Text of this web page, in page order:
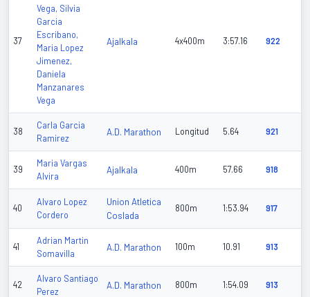
37
Vega, Silvia
Garcia
Escribano,
Maria Lopez
Jimenez,
Daniela
Manzanares
Vega
Ajalkala 4x400m 3:57.16 922
38
Carla Garcia
Ramirez
A.D. Marathon Longitud 5.64 921
39
Maria Vargas
Alvira
Ajalkala 400m 57.66 918
40
Alvaro Lopez
Cordero
Union Atletica
Coslada
800m 1:53.94 917
41
Adrian Martin
Somavilla
A.D. Marathon 100m 10.91 913
42
Alvaro Santiago
Perez
A.D. Marathon 800m 1:54.09 913